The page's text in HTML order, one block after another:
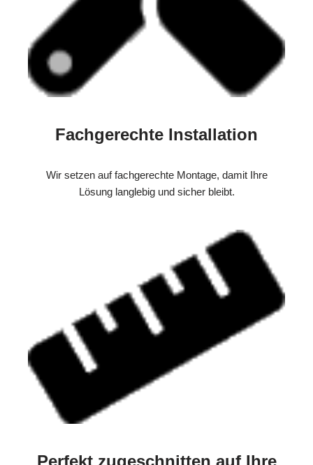
Fachgerechte Installation
Wir setzen auf fachgerechte Montage, damit Ihre
Lösung langlebig und sicher bleibt.
Perfekt zugeschnitten auf Ihre